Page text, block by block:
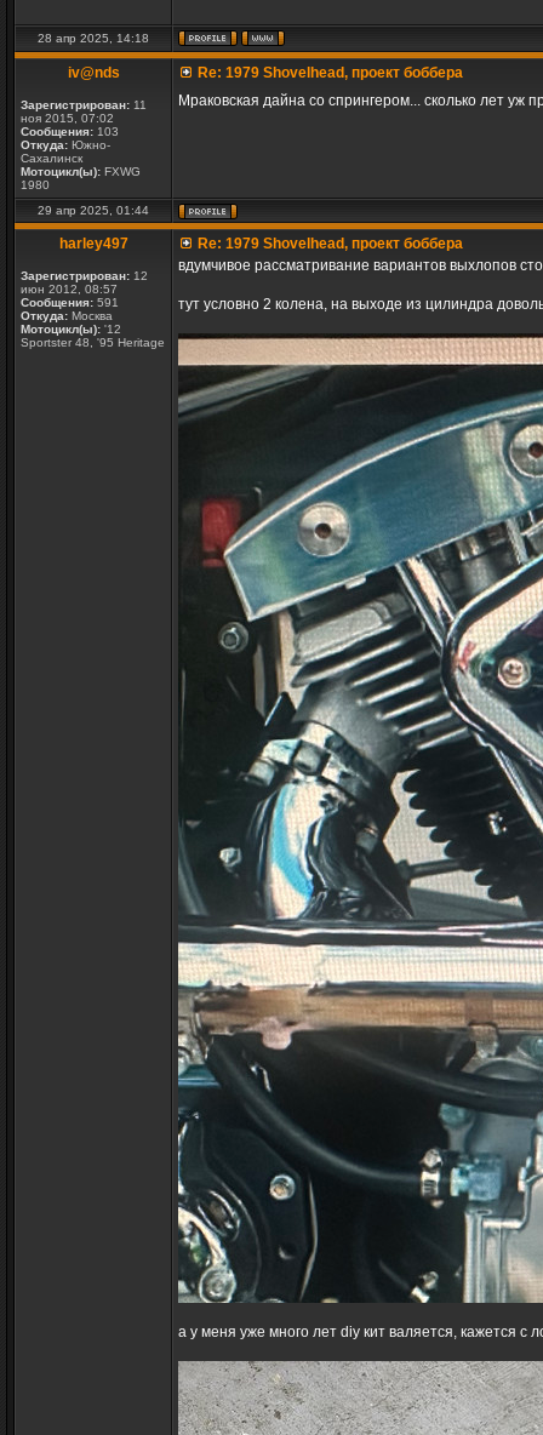
28 апр 2025, 14:18
iv@nds
Зарегистрирован: 11
ноя 2015, 07:02
Сообщения: 103
Откуда: Южно-
Сахалинск
Мотоцикл(ы): FXWG
1980
Re: 1979 Shovelhead, проект боббера
Мраковская дайна со спрингером... сколько лет уж
29 апр 2025, 01:44
harley497
Зарегистрирован: 12
июн 2012, 08:57
Сообщения: 591
Откуда: Москва
Мотоцикл(ы): '12
Sportster 48, '95 Heritage
Re: 1979 Shovelhead, проект боббера
вдумчивое рассматривание вариантов выхлопов
тут условно 2 колена, на выходе из цилиндра
а у меня уже много лет diy кит валяется, кажется